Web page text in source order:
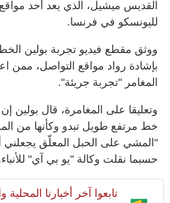
القديس ميشيل، الذي يعد أحد
لليونسكو في فرنسا.
ووثق مقطع فيديو تجربة بولين
بإشادة رواد مواقع التواصل، ممن
المغامر "تجربة جريئة".
وتعليقا على المغامرة، قال بولين
خط مرتفع طويل تبدو وكأنها من
"المشي على الحبل المعلّق يجعلني
حسبما نقلت وكالة "يو بي آي"
تابعوا آخر أخبارنا المحلية